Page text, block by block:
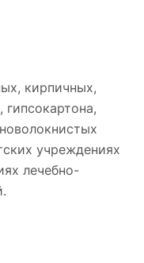
кирпичных,
учреждениях
лечебно-